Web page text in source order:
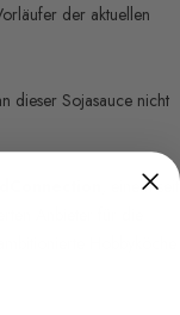
der aktuellen
dieser Sojasauce nicht
, einem seit
Anbieter für die
Hobbyköche